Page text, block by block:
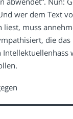
wer dem Text
liest, muss
die das